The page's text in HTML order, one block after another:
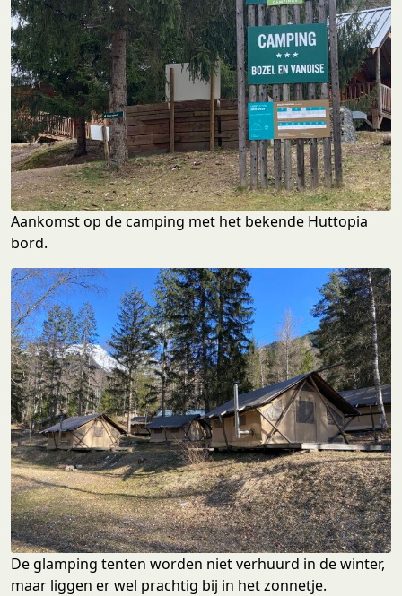
Aankomst op de camping met het bekende Huttopia
bord.
De glamping tenten worden niet verhuurd in de winter,
maar liggen er wel prachtig bij in het zonnetje.